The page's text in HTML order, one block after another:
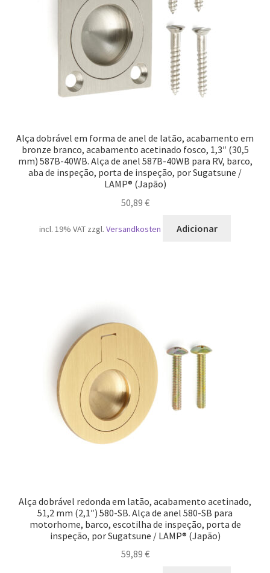
Alça dobrável em forma de anel de latão, acabamento em
bronze branco, acabamento acetinado fosco, 1,3″ (30,5
mm) 587B-40WB. Alça de anel 587B-40WB para RV, barco,
aba de inspeção, porta de inspeção, por Sugatsune /
LAMP® (Japão)
50,89 €
incl. 19% VAT zzgl. Versandkosten Adicionar
Alça dobrável redonda em latão, acabamento acetinado,
51,2 mm (2,1″) 580-SB. Alça de anel 580-SB para
motorhome, barco, escotilha de inspeção, porta de
inspeção, por Sugatsune / LAMP® (Japão)
59,89 €